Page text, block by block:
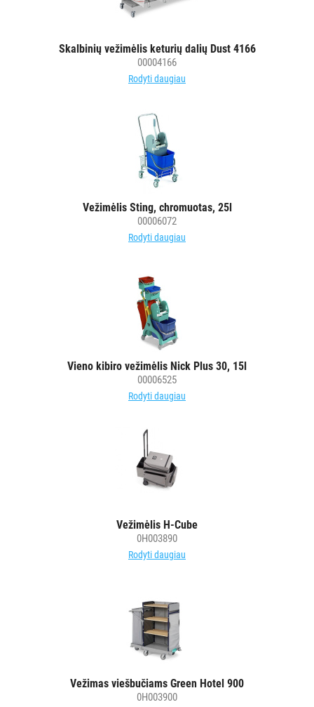
DEKORAVIMOSkalbinių vežimėlis keturių dalių Dust 4166
00004166
Rodyti daugiau
Vežimėlis Sting, chromuotas, 25l
00006072
Rodyti daugiau
Vieno kibiro vežimėlis Nick Plus 30, 15l
00006525
Rodyti daugiau
Vežimėlis H-Cube
0H003890
Rodyti daugiau
Vežimas viešbučiams Green Hotel 900
0H003900